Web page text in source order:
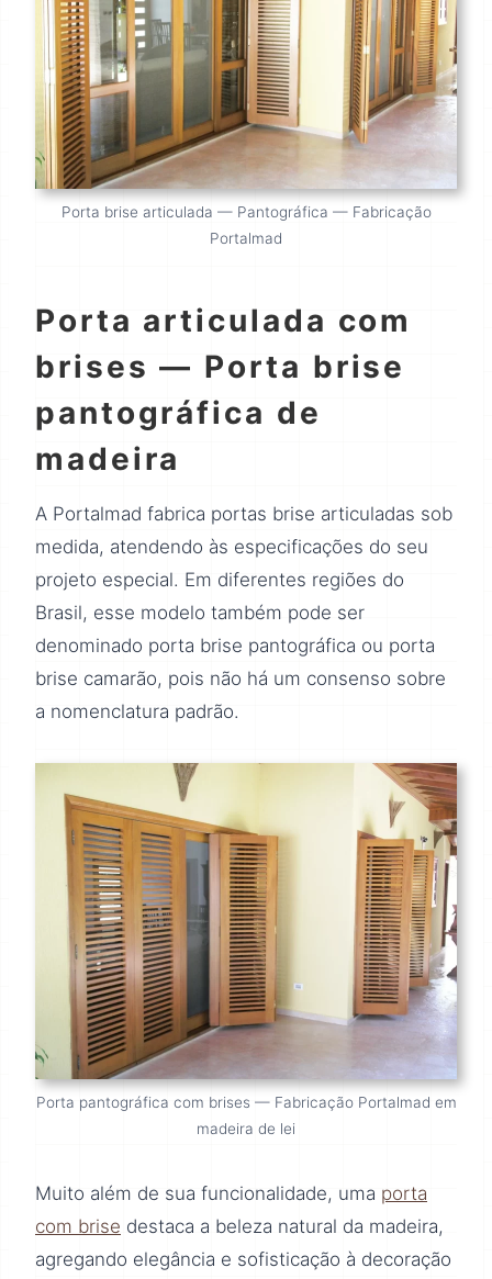
Porta brise articulada — Pantográfica — Fabricação
Portalmad
Porta articulada com
brises — Porta brise
pantográfica de
madeira
A Portalmad fabrica portas brise articuladas sob
medida, atendendo às especificações do seu
projeto especial. Em diferentes regiões do
Brasil, esse modelo também pode ser
denominado porta brise pantográfica ou porta
brise camarão, pois não há um consenso sobre
a nomenclatura padrão.
Porta pantográfica com brises — Fabricação Portalmad em
madeira de lei
Muito além de sua funcionalidade, uma porta
com brise destaca a beleza natural da madeira,
agregando elegância e sofisticação à decoração